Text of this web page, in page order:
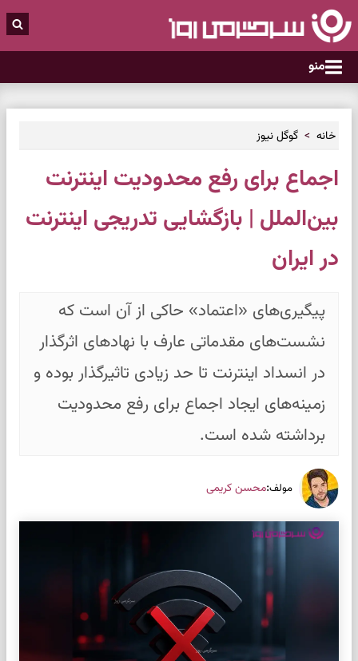
منو
خانه گوگل نیوز
اجماع برای رفع محدودیت اینترنت
بین‌الملل | بازگشایی تدریجی اینترنت
در ایران
پیگیری‌های «اعتماد» حاکی از آن است که
نشست‌های مقدماتی عارف با نهادهای اثرگذار
در انسداد اینترنت تا حد زیادی تاثیرگذار بوده و
زمینه‌های ایجاد اجماع برای رفع محدودیت
برداشته شده است.
مولف:محسن کریمی